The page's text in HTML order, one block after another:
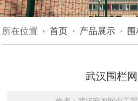
所在位置 首页 产品展示 围
武汉围栏网